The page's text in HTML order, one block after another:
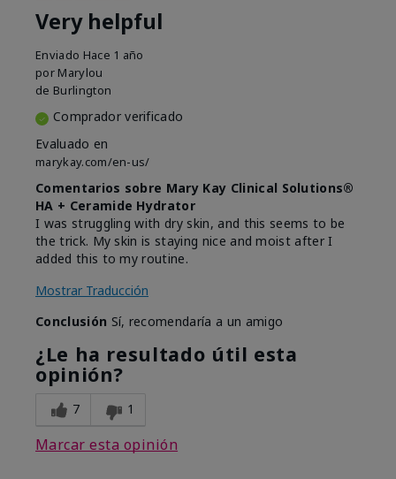
Very helpful
Enviado Hace 1 año
por Marylou
de Burlington
Comprador verificado
Evaluado en
marykay.com/en-us/
Comentarios sobre Mary Kay Clinical Solutions®
HA + Ceramide Hydrator
I was struggling with dry skin, and this seems to be
the trick. My skin is staying nice and moist after I
added this to my routine.
Mostrar Traducción
Conclusión Sí, recomendaría a un amigo
¿Le ha resultado útil esta
opinión?
7 1
Marcar esta opinión